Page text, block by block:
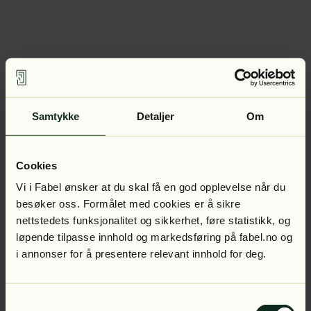
Samtykke Detaljer Om
Cookies
Vi i Fabel ønsker at du skal få en god opplevelse når du
besøker oss. Formålet med cookies er å sikre
nettstedets funksjonalitet og sikkerhet, føre statistikk, og
løpende tilpasse innhold og markedsføring på fabel.no og
i annonser for å presentere relevant innhold for deg.